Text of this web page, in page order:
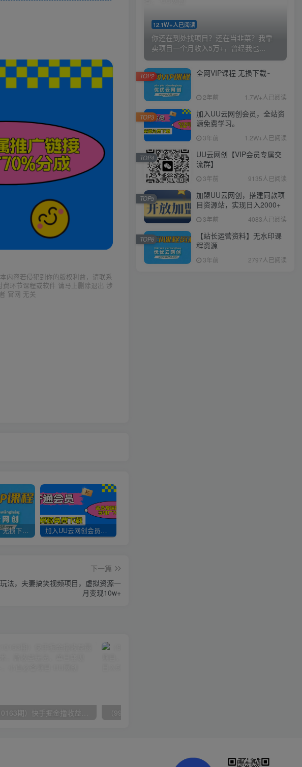
内容若侵犯到你的版权利益，请联系
环节课程或软件 请马上删除退出 涉
官网 无关
全网VIP课程 无损下载~ 加入UU云网创会员，全站资源免费学习。
下一篇
法，夫妻搞笑视频项目，虚拟资源一
月变现10w+
（10163期）快手掘金撸收益最新技术，高收益玩法，单日变现500+，小白必备项目
12.1W+人已阅读
你还在到处找项目？还在当韭菜？我靠
卖项目一个月收入5万+，曾经我也...
全网VIP课程 无损下载~
2年前 1.7W+人已阅读
TOP2
加入UU云网创会员，全站资
源免费学习。
3年前 1.2W+人已阅读
TOP3
UU云网创【VIP会员专属交
流群】
3年前 9135人已阅读
TOP4
加盟UU云网创，搭建同款项
目资源站，实现日入2000+
3年前 4083人已阅读
TOP5
【站长运营资料】无水印课
程资源
3年前 2797人已阅读
TOP6